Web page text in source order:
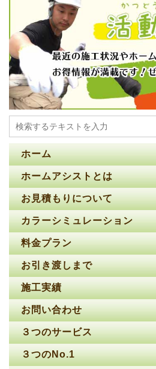
ホーム
ホームアシストとは
お見積もりについて
カラーシミュレーション
料金プラン
お引き渡しまで
施工実績
お問い合わせ
３つのサービス
３つのNo.1